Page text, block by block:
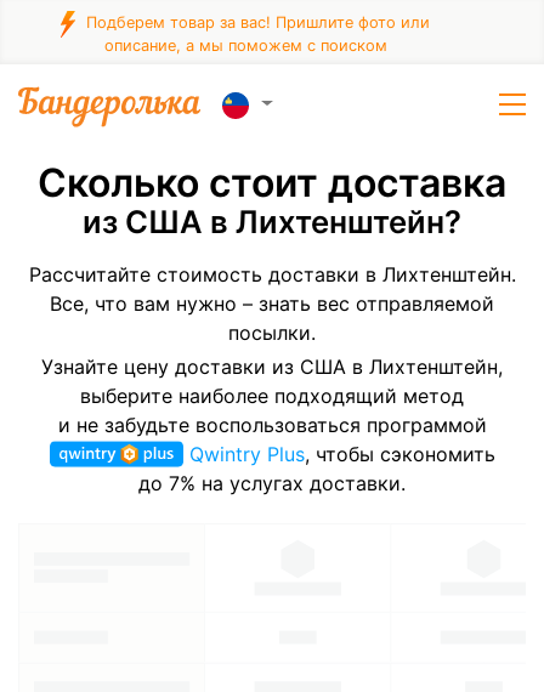
Подберем товар за вас! Пришлите фото или
описание, а мы поможем с поиском
Сколько стоит доставка
из США в Лихтенштейн?
Рассчитайте стоимость доставки в Лихтенштейн.
Все, что вам нужно – знать вес отправляемой
посылки.
Узнайте цену доставки из США в Лихтенштейн,
выберите наиболее подходящий метод
и не забудьте воспользоваться программой
Qwintry Plus, чтобы сэкономить
до 7% на услугах доставки.